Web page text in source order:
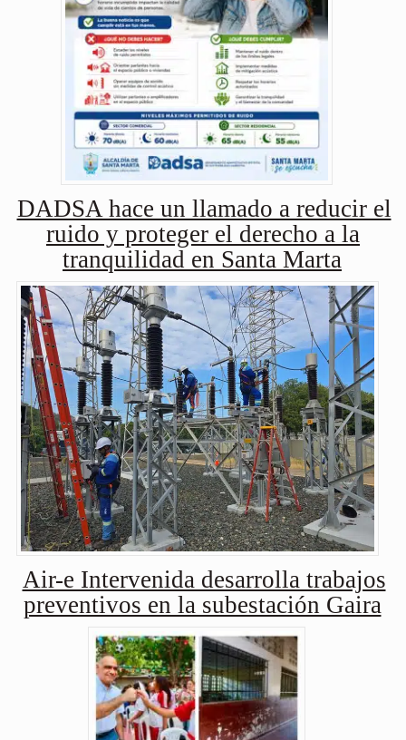
DADSA hace un llamado a reducir el
ruido y proteger el derecho a la
tranquilidad en Santa Marta
Air-e Intervenida desarrolla trabajos
preventivos en la subestación Gaira